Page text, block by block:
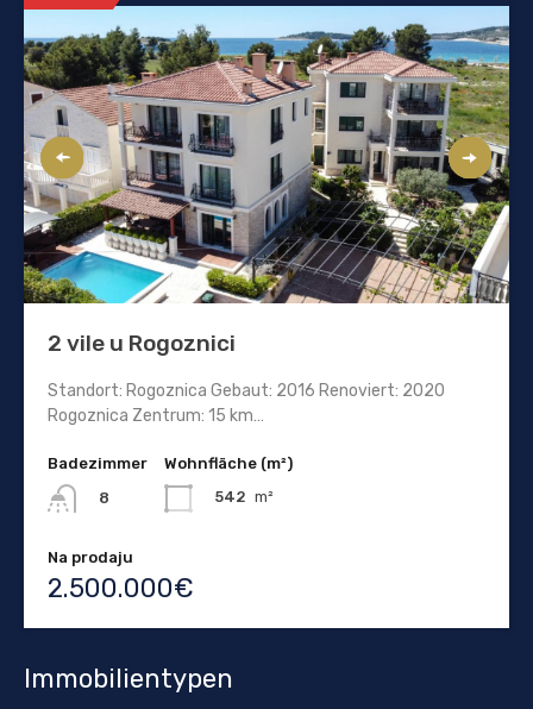
2 vile u Rogoznici
Standort: Rogoznica Gebaut: 2016 Renoviert: 2020
Rogoznica Zentrum: 15 km…
Badezimmer
8
Wohnfläche (m²)
542 m²
Na prodaju
2.500.000€
Immobilientypen